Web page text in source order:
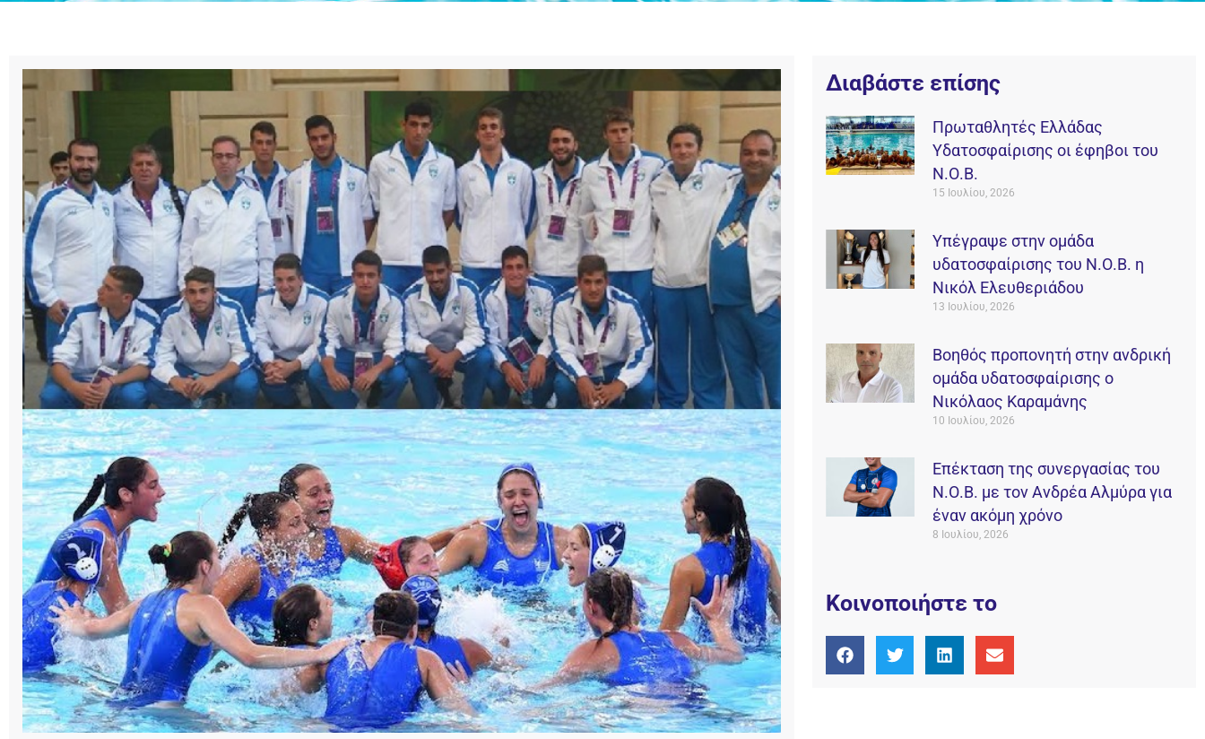
Διαβάστε επίσης
Πρωταθλητές Ελλάδας
Υδατοσφαίρισης οι έφηβοι του
Ν.Ο.Β.
15 Ιουλίου, 2026
Υπέγραψε στην ομάδα
υδατοσφαίρισης του Ν.Ο.Β. η
Νικόλ Ελευθεριάδου
13 Ιουλίου, 2026
Βοηθός προπονητή στην ανδρική
ομάδα υδατοσφαίρισης ο
Νικόλαος Καραμάνης
10 Ιουλίου, 2026
Επέκταση της συνεργασίας του
Ν.Ο.Β. με τον Ανδρέα Αλμύρα για
έναν ακόμη χρόνο
8 Ιουλίου, 2026
Κοινοποιήστε το